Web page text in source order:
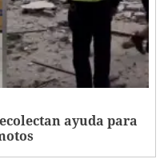
ayuda para